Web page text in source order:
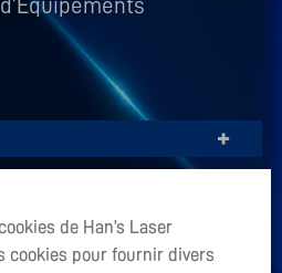
+
de Han’s Laser
cookies pour fournir divers